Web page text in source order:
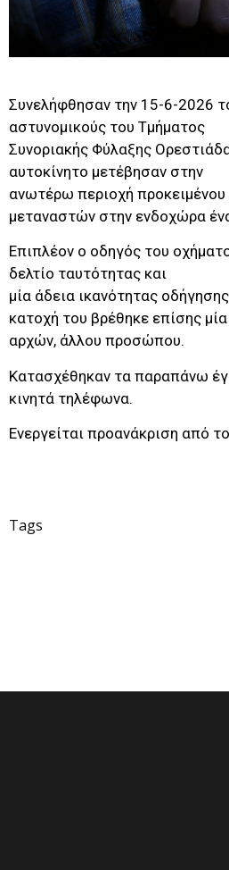
Συνελήφθησαν την 15-6-2026
αστυνομικούς του Τμήματος
Συνοριακής Φύλαξης
αυτοκίνητο μετέβησαν στην
ανωτέρω περιοχή
μεταναστών στην ενδοχώρα
Επιπλέον ο οδηγός του
δελτίο ταυτότητας και
μία άδεια ικανότητας
κατοχή του βρέθηκε επίσης
αρχών, άλλου προσώπου.
Κατασχέθηκαν τα παραπάνω
κινητά τηλέφωνα.
Ενεργείται προανάκριση από
Tags